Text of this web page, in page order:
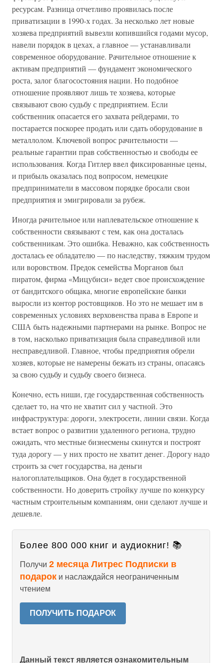
ресурсам. Разница отчетливо проявилась после
приватизации в 1990-х годах. За несколько лет новые
хозяева предприятий вывезли копившийся годами мусор,
навели порядок в цехах, а главное — устанавливали
современное оборудование. Рачительное отношение к
активам предприятий — фундамент экономического
роста, залог благосостояния нации. Но подобное
отношение проявляют лишь те хозяева, которые
связывают свою судьбу с предприятием. Если
собственник опасается его захвата рейдерами, то
постарается поскорее продать или сдать оборудование в
металлолом. Ключевой вопрос рачительности —
реальные гарантии прав собственностью и свободы ее
использования. Когда Гитлер ввел фиксированные цены,
и прибыль оказалась под вопросом, немецкие
предприниматели в массовом порядке бросали свои
предприятия и эмигрировали за рубеж.
Иногда рачительное или наплевательское отношение к
собственности связывают с тем, как она досталась
собственникам. Это ошибка. Неважно, как собственность
досталась ее обладателю — по наследству, тяжким трудом
или воровством. Предок семейства Морганов был
пиратом, фирма «Мицубиси» ведет свое происхождение
от бандитского общака, многие европейские банки
выросли из контор ростовщиков. Но это не мешает им в
современных условиях верховенства права в Европе и
США быть надежными партнерами на рынке. Вопрос не
в том, насколько приватизация была справедливой или
несправедливой. Главное, чтобы предприятия обрели
хозяев, которые не намерены бежать из страны, опасаясь
за свою судьбу и судьбу своего бизнеса.
Конечно, есть ниши, где государственная собственность
сделает то, на что не хватит сил у частной. Это
инфраструктура: дороги, электросети, линии связи. Когда
встает вопрос о развитии удаленного региона, трудно
ожидать, что местные бизнесмены скинутся и построят
туда дорогу — у них просто не хватит денег. Дорогу надо
строить за счет государства, на деньги
налогоплательщиков. Она будет в государственной
собственности. Но доверить стройку лучше по конкурсу
частным строительным компаниям, они сделают лучше и
дешевле.
Более 800 000 книг и аудиокниг! 📚
Получи 2 месяца Литрес Подписки в
подарок и наслаждайся неограниченным
чтением
ПОЛУЧИТЬ ПОДАРОК
Данный текст является ознакомительным